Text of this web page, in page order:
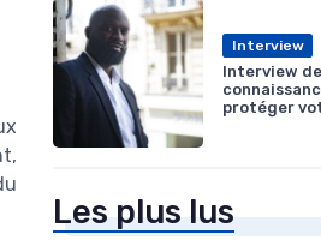
Interview
Interview
protéger
Les plus lus